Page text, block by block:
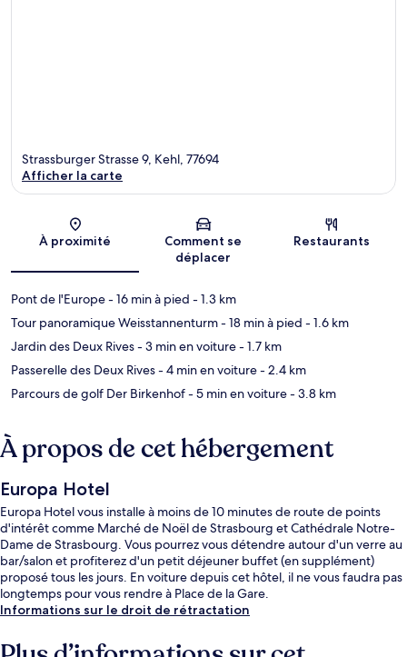
Carte
Strassburger Strasse 9, Kehl, 77694
Afficher la carte
À proximité
Comment se
déplacer
Restaurants
Pont de l'Europe- 16 min à pied - 1.3 km
Tour panoramique Weisstannenturm- 18 min à pied - 1.6 km
Jardin des Deux Rives- 3 min en voiture- 1.7 km
Passerelle des Deux Rives- 4 min en voiture- 2.4 km
Parcours de golf Der Birkenhof- 5 min en voiture- 3.8 km
À propos de cet hébergement
Europa Hotel
Europa Hotel vous installe à moins de 10 minutes de route de points
d'intérêt comme Marché de Noël de Strasbourg et Cathédrale Notre-
Dame de Strasbourg. Vous pourrez vous détendre autour d'un verre au
bar/salon et profiterez d'un petit déjeuner buffet (en supplément)
proposé tous les jours. En voiture depuis cet hôtel, il ne vous faudra pas
longtemps pour vous rendre à Place de la Gare.
Informations sur le droit de rétractation